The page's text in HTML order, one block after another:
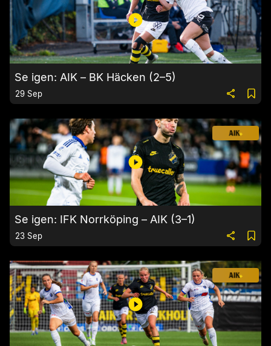
Se igen: AIK – BK Häcken (2–5)
29 Sep
Se igen: IFK Norrköping – AIK (3–1)
23 Sep